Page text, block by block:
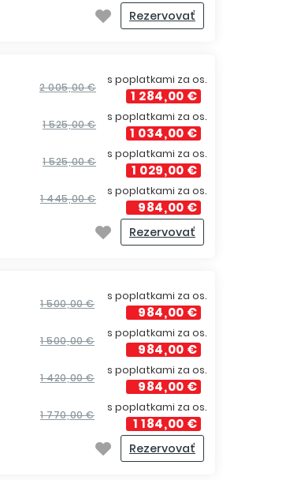
Rezervovať
2 005,00 €
s poplatkami za os.
1 284,00 €
1 525,00 €
s poplatkami za os.
1 034,00 €
1 525,00 €
s poplatkami za os.
1 029,00 €
1 445,00 €
s poplatkami za os.
984,00 €
Rezervovať
1 500,00 €
s poplatkami za os.
984,00 €
1 500,00 €
s poplatkami za os.
984,00 €
1 420,00 €
s poplatkami za os.
984,00 €
1 770,00 €
s poplatkami za os.
1 184,00 €
Rezervovať